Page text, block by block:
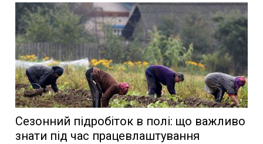
Сезонний підробіток в полі: що важливо
знати під час працевлаштування